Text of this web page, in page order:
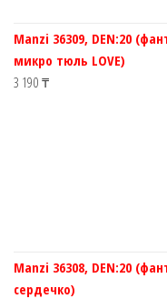
Manzi 36309, DEN:20
микро тюль LOVE)
3 190 ₸
Manzi 36308, DEN:20
сердечко)